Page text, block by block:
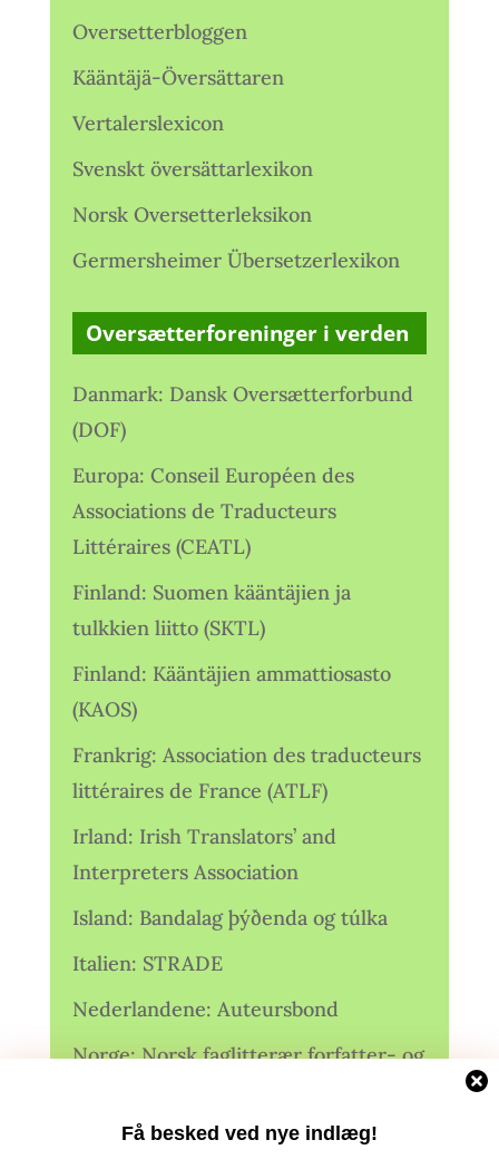
Få besked ved nye indlæg!
Oversetterbloggen
Kääntäjä-Översättaren
Vertalerslexicon
Svenskt översättarlexikon
Norsk Oversetterleksikon
Germersheimer Übersetzerlexikon
Oversætterforeninger i verden
Danmark: Dansk Oversætterforbund
(DOF)
Europa: Conseil Européen des
Associations de Traducteurs
Littéraires (CEATL)
Finland: Suomen kääntäjien ja
tulkkien liitto (SKTL)
Finland: Kääntäjien ammattiosasto
(KAOS)
Frankrig: Association des traducteurs
littéraires de France (ATLF)
Irland: Irish Translators’ and
Interpreters Association
Island: Bandalag þýðenda og túlka
Italien: STRADE
Nederlandene: Auteursbond
Norge: Norsk faglitterær forfatter- og
Norge: Norsk Oversetterforening